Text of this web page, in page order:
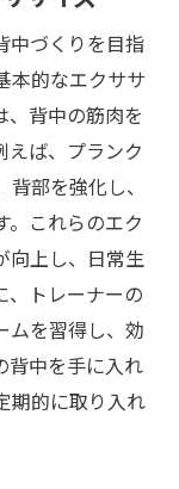
中づくりを目指
本的なエクササ
、背中の筋肉を
えば、プランク
部を強化し、
。これらのエク
向上し、日常生
、トレーナーの
ムを習得し、効
背中を手に入れ
期的に取り入れ